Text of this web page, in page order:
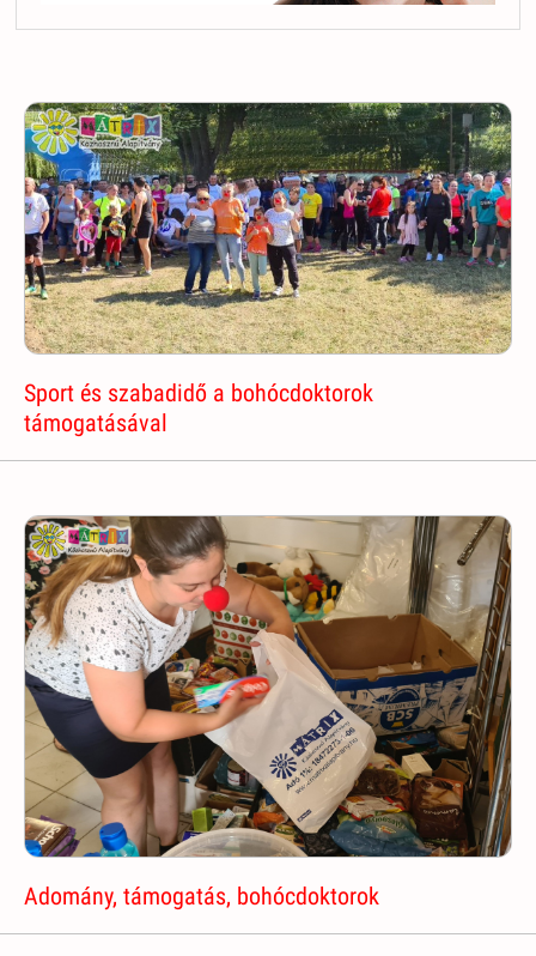
Sport és szabadidő a bohócdoktorok
támogatásával
Adomány, támogatás, bohócdoktorok